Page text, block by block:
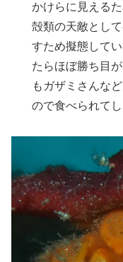
かけらに見える
殻類の天敵とし
すため擬態して
たらほぼ勝ち目
もガザミさんな
ので食べられてし